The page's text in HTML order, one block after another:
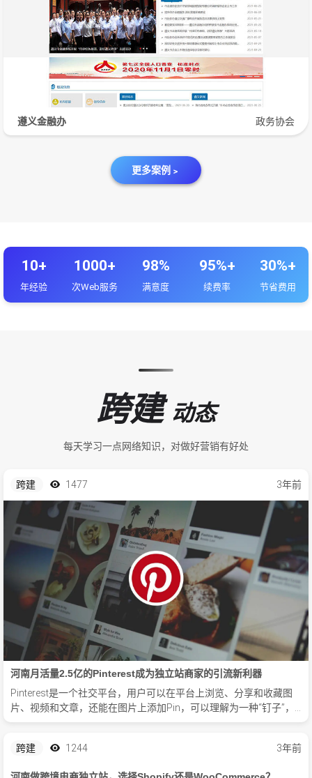
遵义金融办 政务协会
更多案例﹥
10+
年经验
1000+
次Web服务
98%
满意度
95%+
续费率
30%+
节省费用
跨建 动态
每天学习一点网络知识，对做好营销有好处
跨建 1477 3年前
河南月活量2.5亿的Pinterest成为独立站商家的引流新利器
Pinterest是一个社交平台，用户可以在平台上浏览、分享和收藏图
片、视频和文章，还能在图片上添加Pin，可以理解为一种“钉子”，
收藏到自己的“黑板”当中。
跨建 1244 3年前